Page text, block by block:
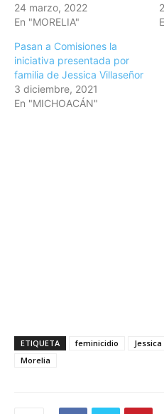
24 marzo, 2022
En "MORELIA"
Pasan a Comisiones la
iniciativa presentada por
familia de Jessica Villaseñor
3 diciembre, 2021
En "MICHOACÁN"
ETIQUETA feminicidio
Morelia